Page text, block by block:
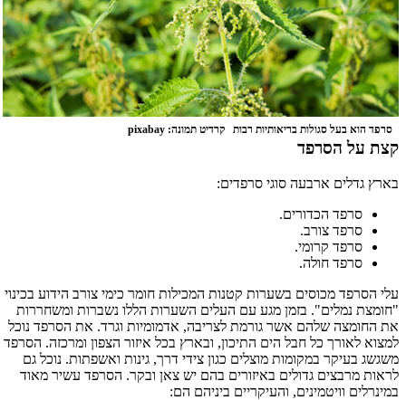
סרפד הוא בעל סגולות בריאותיות רבות קרדיט תמונה: pixabay
קצת על הסרפד
בארץ גדלים ארבעה סוגי סרפדים:
סרפד הכדורים.
סרפד צורב.
סרפד קרומי.
סרפד חולה.
עלי הסרפד מכוסים בשערות קטנות המכילות חומר כימי צורב הידוע בכינוי
"חומצת נמלים". בזמן מגע עם העלים השערות הללו נשברות ומשחררות
את החומצה שלהם אשר גורמת לצריבה, אדמומיות וגרד. את הסרפד נוכל
למצוא לאורך כל חבל הים התיכון, ובארץ בכל איזור הצפון ומרכזה. הסרפד
משגשג בעיקר במקומות מוצלים כגון צידי דרך, גינות ואשפתות. נוכל גם
לראות מרבצים גדולים באיזורים בהם יש צאן ובקר. הסרפד עשיר מאוד
במינרלים וויטמינים, והעיקריים ביניהם הם: